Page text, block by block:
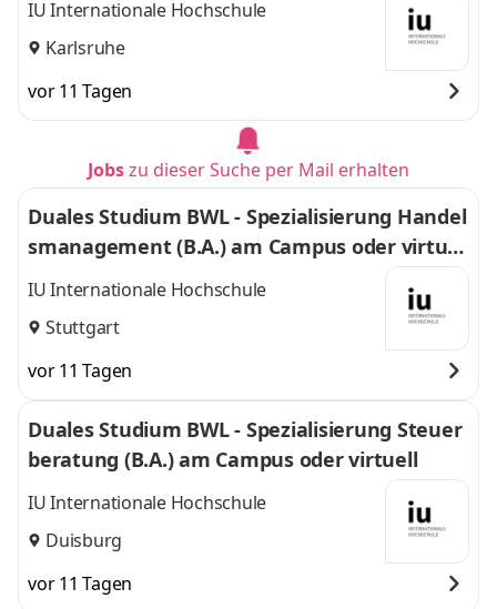
IU Internationale Hochschule
Karlsruhe
vor 11 Tagen
Jobszu dieser Suche per Mail erhalten
Duales Studium BWL - Spezialisierung Handel
smanagement (B.A.) am Campus oder virtuel
l
IU Internationale Hochschule
Stuttgart
vor 11 Tagen
Duales Studium BWL - Spezialisierung Steuer
beratung (B.A.) am Campus oder virtuell
IU Internationale Hochschule
Duisburg
vor 11 Tagen